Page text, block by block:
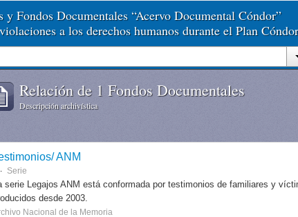
y Fondos Documentales “Acervo Documental Cóndor”
a los derechos humanos durante el Plan Cóndor
Relación de 1 Fondos Documentales
Descripción archivística
ANM
Serie
serie Legajos ANM está conformada por testimonios de familiares y
desde 2003.
Nacional de la Memoria